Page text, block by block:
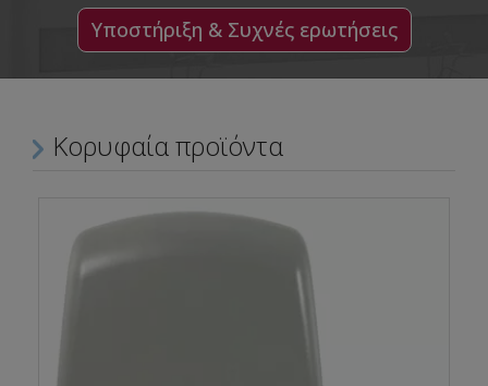
Υποστήριξη & Συχνές ερωτήσεις
Κορυφαία προϊόντα